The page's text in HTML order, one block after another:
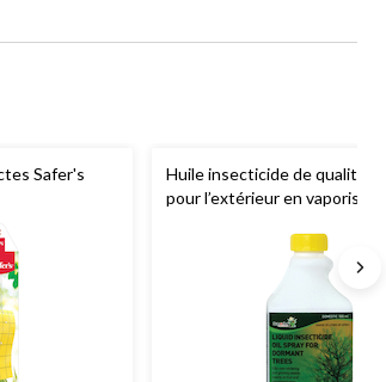
Safer's
Huile insecticide de qualité
pour l’extérieur en